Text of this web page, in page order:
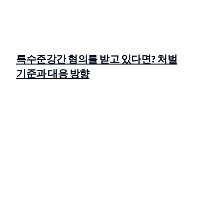
특수준강간 혐의를 받고 있다면? 처벌
기준과 대응 방향